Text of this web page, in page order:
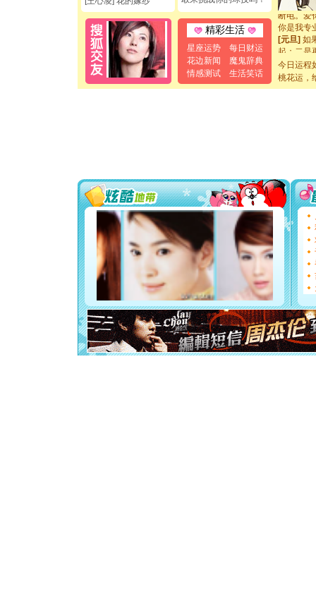
精彩生活
星座运势
每日财运
花边新闻
魔鬼辞典
情感测试
生活笑话
断电。爱
你是我专
[元旦] 如
起；二是
离。水
[元旦]当
泣，这痛
[圣诞节]
你太多，
要平安
[圣诞节]
能正大
都要快乐
[圣诞节]
如意,快
[元旦]
看
断电。
你是我
[元旦]如
起；二是
离。水晶
[元旦]当
今日运程
桃花运，